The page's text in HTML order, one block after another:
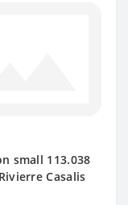
small 113.038
Casalis